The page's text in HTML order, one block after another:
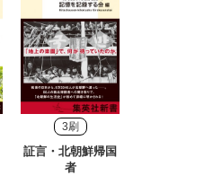
3刷
証言・北朝鮮帰国
者